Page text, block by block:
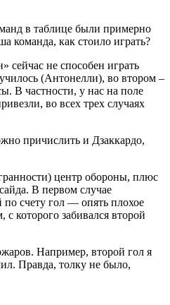
в таблице были примерно
команда, как стоило играть?
сейчас не способен играть
(Антонелли), во втором –
В частности, у нас на поле
во всех трех случаях
причислить и Дзаккардо,
центр обороны, плюс
В первом случае
по счету гол — опять плохое
которого забивался второй
Например, второй гол я
Правда, толку не было,